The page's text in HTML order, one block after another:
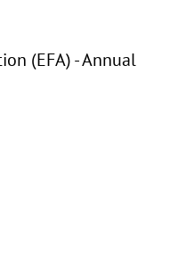
(EFA) - Annual